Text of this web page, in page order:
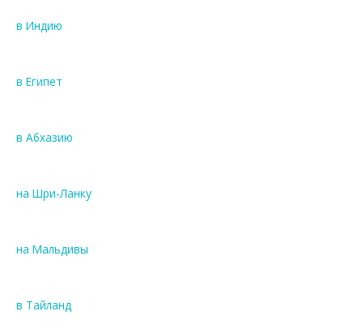
в Индию
в Египет
в Абхазию
на Шри-Ланку
на Мальдивы
в Тайланд